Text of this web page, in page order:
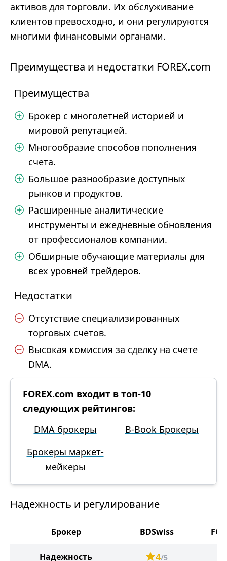
активов для торговли. Их обслуживание
клиентов превосходно, и они регулируются
многими финансовыми органами.
Преимущества и недостатки FOREX.com
Преимущества
Брокер с многолетней историей и
мировой репутацией.
Многообразие способов пополнения
счета.
Большое разнообразие доступных
рынков и продуктов.
Расширенные аналитические
инструменты и ежедневные обновления
от профессионалов компании.
Обширные обучающие материалы для
всех уровней трейдеров.
Недостатки
Отсутствие специализированных
торговых счетов.
Высокая комиссия за сделку на счете
DMA.
FOREX.com входит в топ-10
следующих рейтингов:
DMA брокеры
B-Book Брокеры
Брокеры маркет-
мейкеры
Надежность и регулирование
Брокер BDSwiss
Надежность 4/5